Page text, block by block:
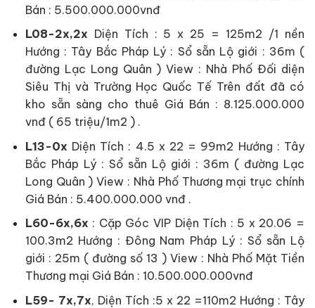
Bán : 5.500.000.000vnđ
L08-2x,2x Diện Tích : 5 x 25 = 125m2 /1 nền
Hướng : Tây Bắc Pháp Lý : Sổ sẵn Lộ giới : 36m (
đường Lạc Long Quân ) View : Nhà Phố Đối diện
Siêu Thị và Trường Học Quốc Tế Trên đất đã có
kho sẵn sàng cho thuê Giá Bán : 8.125.000.000
vnđ ( 65 triệu/1m2 ) .
L13-0x Diện Tích : 4.5 x 22 = 99m2 Hướng : Tây
Bắc Pháp Lý : Sổ sẵn Lộ giới : 36m ( đường Lạc
Long Quân ) View : Nhà Phố Thương mại trục chính
Giá Bán : 5.400.000.000 vnđ .
L60-6x,6x : Cặp Góc VIP Diện Tích : 5 x 20.06 =
100.3m2 Hướng : Đông Nam Pháp Lý : Sổ sẵn Lộ
giới : 25m ( đường số 13 ) View : Nhà Phố Mặt Tiền
Thương mại Giá Bán : 10.500.000.000vnđ
L59- 7x,7x, Diện Tích :5 x 22 =110m2 Hướng : Tây